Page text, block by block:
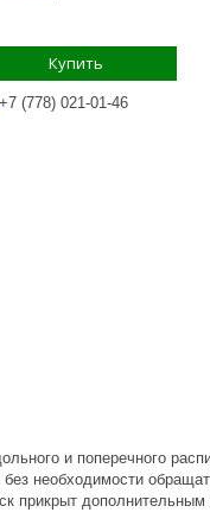
Купить
+7 (778) 021-01-46
и поперечного
необходимости
прикрыт